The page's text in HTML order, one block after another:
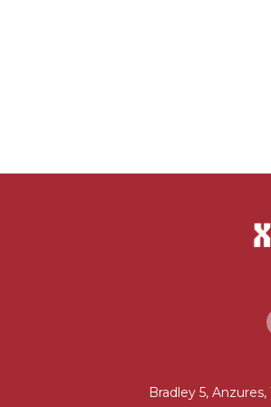
Bradley 5, Anzures,